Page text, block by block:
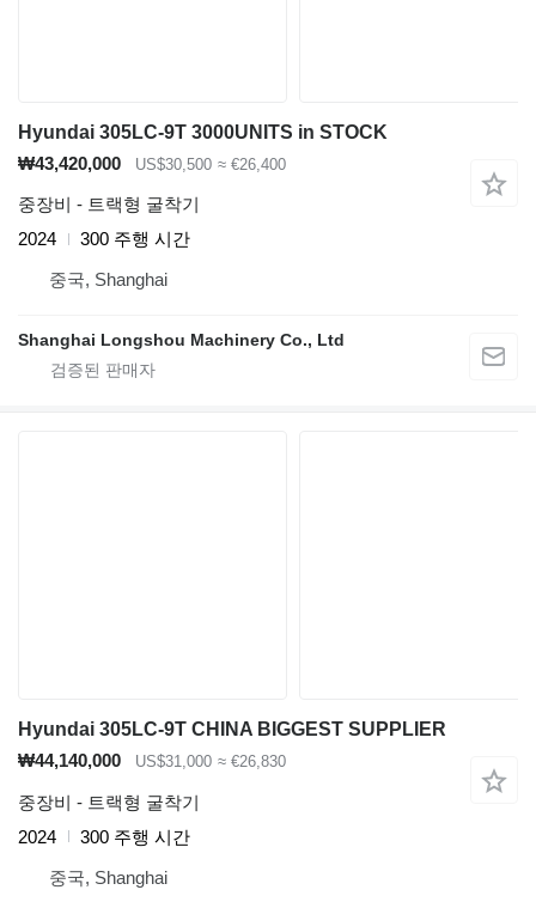
Hyundai 305LC-9T 3000UNITS in STOCK
₩43,420,000
US$30,500 ≈ €26,400
중장비 - 트랙형 굴착기
2024
300 주행 시간
중국, Shanghai
Shanghai Longshou Machinery Co., Ltd
Hyundai 305LC-9T CHINA BIGGEST SUPPLIER
₩44,140,000
US$31,000 ≈ €26,830
중장비 - 트랙형 굴착기
2024
300 주행 시간
중국, Shanghai